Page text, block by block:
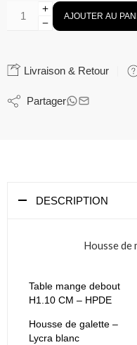
AJOUTER AU
Livraison & Retour
Partager
DESCRIPTION
Housse de
Table mange debout
H1.10 CM – HPDE
Housse de galette –
Lycra blanc